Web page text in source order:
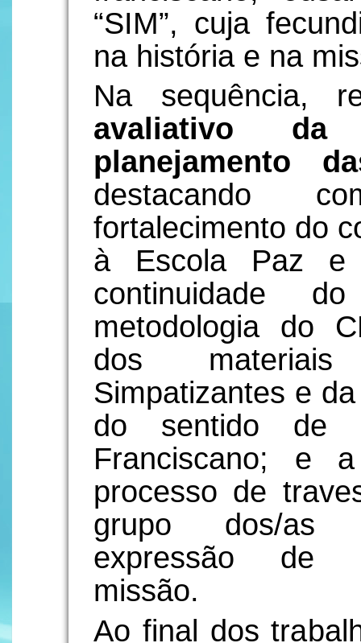
“SIM”, cuja
na história e na
Na sequência,
avaliativo
planejamento
destacando
fortalecimento do
à Escola Paz e
continuidade
metodologia do
dos
Simpatizantes e
do sentido de
Franciscano; e
processo de
grupo dos/as
expressão de
missão.
Ao final dos